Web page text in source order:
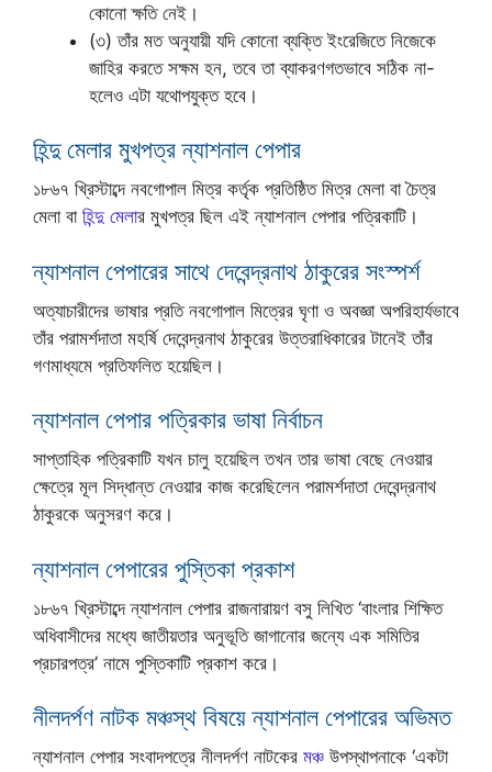
কোনো ক্ষতি নেই।
(৩) তাঁর মত অনুযায়ী যদি কোনো ব্যক্তি ইংরেজিতে নিজেকে
জাহির করতে সক্ষম হন, তবে তা ব্যাকরণগতভাবে সঠিক না-
হলেও এটা যথোপযুক্ত হবে।
হিন্দু মেলার মুখপত্র ন্যাশনাল পেপার
১৮৬৭ খ্রিস্টাব্দে নবগোপাল মিত্র কর্তৃক প্রতিষ্ঠিত মিত্র মেলা বা চৈত্র
মেলা বা হিন্দু মেলার মুখপত্র ছিল এই ন্যাশনাল পেপার পত্রিকাটি।
ন্যাশনাল পেপারের সাথে দেবেন্দ্রনাথ ঠাকুরের সংস্পর্শ
অত্যাচারীদের ভাষার প্রতি নবগোপাল মিত্রের ঘৃণা ও অবজ্ঞা অপরিহার্যভাবে
তাঁর পরামর্শদাতা মহর্ষি দেবেন্দ্রনাথ ঠাকুরের উত্তরাধিকারের টানেই তাঁর
গণমাধ্যমে প্রতিফলিত হয়েছিল।
ন্যাশনাল পেপার পত্রিকার ভাষা নির্বাচন
সাপ্তাহিক পত্রিকাটি যখন চালু হয়েছিল তখন তার ভাষা বেছে নেওয়ার
ক্ষেত্রে মূল সিদ্ধান্ত নেওয়ার কাজ করেছিলেন পরামর্শদাতা দেবেন্দ্রনাথ
ঠাকুরকে অনুসরণ করে।
ন্যাশনাল পেপারের পুস্তিকা প্রকাশ
১৮৬৭ খ্রিস্টাব্দে ন্যাশনাল পেপার রাজনারায়ণ বসু লিখিত ‘বাংলার শিক্ষিত
অধিবাসীদের মধ্যে জাতীয়তার অনুভূতি জাগানোর জন্যে এক সমিতির
প্রচারপত্র’ নামে পুস্তিকাটি প্রকাশ করে।
নীলদর্পণ নাটক মঞ্চস্থ বিষয়ে ন্যাশনাল পেপারের অভিমত
ন্যাশনাল পেপার সংবাদপত্রে নীলদর্পণ নাটকের মঞ্চ উপস্থাপনাকে ‘একটা